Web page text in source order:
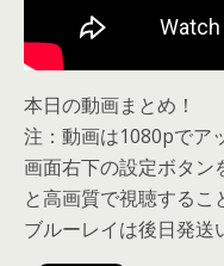
本日の動画まとめ！
注：動画は1080pでア
画面右下の設定ボタン
と高画質で視聴するこ
ブルーレイは後日発送